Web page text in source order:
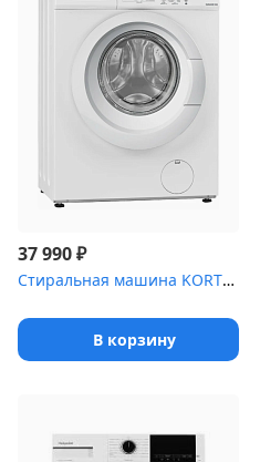
37 990₽
Стиральная машина KORTING KWM 40B1060
В корзину